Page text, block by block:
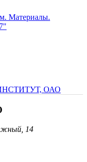
Материалы.
14